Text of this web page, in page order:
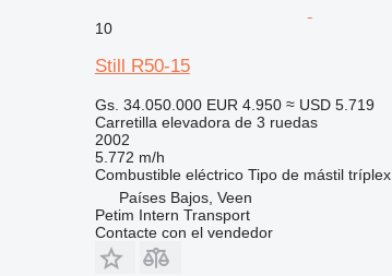
10
Still R50-15
Gs. 34.050.000 EUR 4.950 ≈ USD 5.719
Carretilla elevadora de 3 ruedas
2002
5.772 m/h
Combustible eléctrico Tipo de mástil tríplex
Países Bajos, Veen
Petim Intern Transport
Contacte con el vendedor